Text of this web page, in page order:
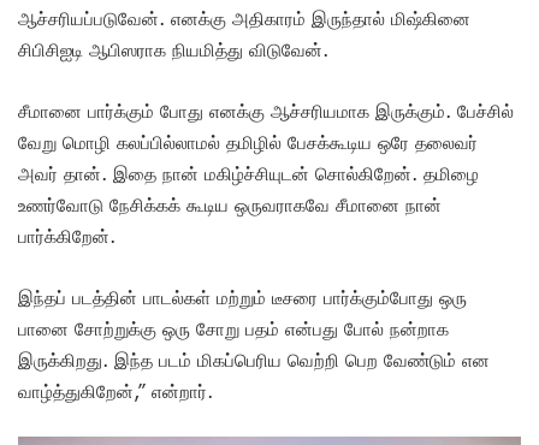
ஆச்சரியப்படுவேன். எனக்கு அதிகாரம் இருந்தால் மிஷ்கினை
சிபிசிஐடி ஆபிஸராக நியமித்து விடுவேன்.
சீமானை பார்க்கும் போது எனக்கு ஆச்சரியமாக இருக்கும். பேச்சில்
வேறு மொழி கலப்பில்லாமல் தமிழில் பேசக்கூடிய ஒரே தலைவர்
அவர் தான். இதை நான் மகிழ்ச்சியுடன் சொல்கிறேன். தமிழை
உணர்வோடு நேசிக்கக் கூடிய ஒருவராகவே சீமானை நான்
பார்க்கிறேன்.‌
இந்தப் படத்தின் பாடல்கள் மற்றும் டீசரை பார்க்கும்போது ஒரு
பானை சோற்றுக்கு ஒரு சோறு பதம் என்பது போல் நன்றாக
இருக்கிறது. இந்த படம் மிகப்பெரிய வெற்றி பெற வேண்டும் என
வாழ்த்துகிறேன்,” என்றார்.‌